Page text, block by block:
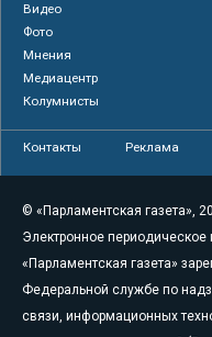
Видео
Фото
Мнения
Медиацентр
Колумнисты
Контакты Реклама
© «Парламентская газета»,
Электронное периодическое
«Парламентская газета»
Федеральной службе по
связи, информационных